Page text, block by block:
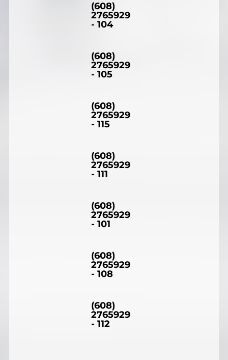
(608)
2765929
- 104
(608)
2765929
- 105
(608)
2765929
- 115
(608)
2765929
- 111
(608)
2765929
- 101
(608)
2765929
- 108
(608)
2765929
- 112